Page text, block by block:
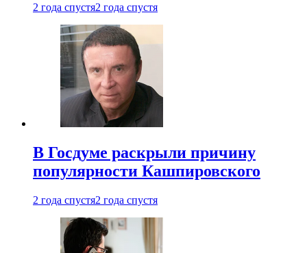
2 года спустя2 года спустя
В Госдуме раскрыли причину
популярности Кашпировского
2 года спустя2 года спустя